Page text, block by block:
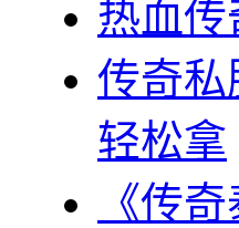
热血
传奇私
轻松拿
《传